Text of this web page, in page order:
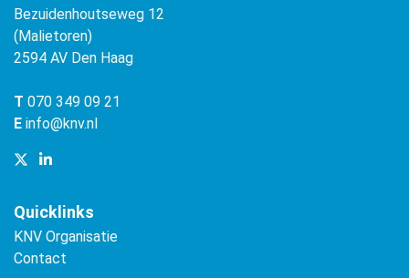
Bezuidenhoutseweg 12
(Malietoren)
2594 AV Den Haag
T 070 349 09 21
E info@knv.nl
Quicklinks
KNV Organisatie
Contact